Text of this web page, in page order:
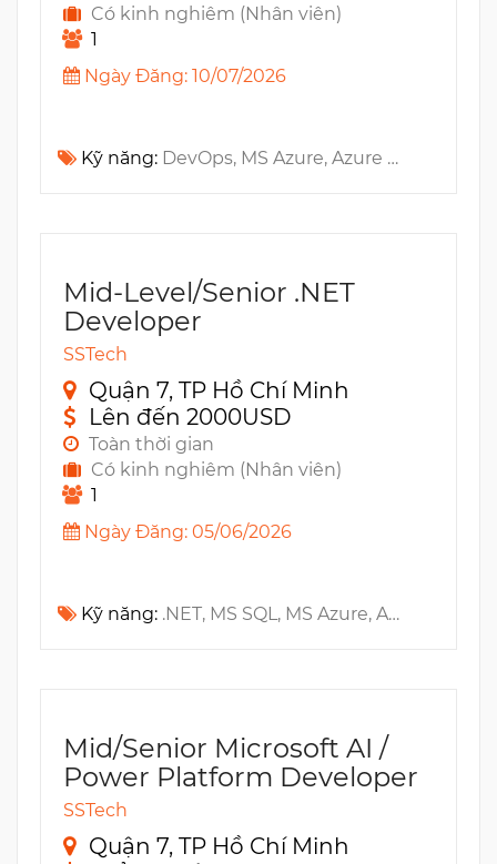
Có kinh nghiêm (Nhân viên)
1
Ngày Đăng: 10/07/2026
Kỹ năng: DevOps, MS Azure, Azure Functions, IaC, CI/CD, MS Entra ID, Docker, ARM, Templates, Git, Terraform, Azure DevOps, Azure Monitor, Azure Storage, Azure Key Vault
Mid-Level/Senior .NET
Developer
SSTech
Quận 7, TP Hồ Chí Minh
Lên đến 2000USD
Toàn thời gian
Có kinh nghiêm (Nhân viên)
1
Ngày Đăng: 05/06/2026
Kỹ năng: .NET, MS SQL, MS Azure, Azure DevOps, Azure Functions, CI/CD, MS Entra ID, Docker Compose, MS Access, ORM, Entity, Git, Docker
Mid/Senior Microsoft AI /
Power Platform Developer
SSTech
Quận 7, TP Hồ Chí Minh